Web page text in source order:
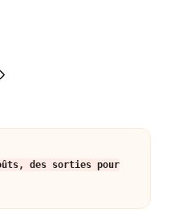
des sorties pour